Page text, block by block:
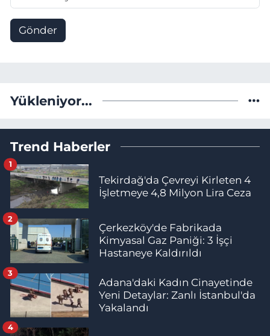
Gönder
Yükleniyor...
Trend Haberler
Tekirdağ'da Çevreyi Kirleten 4
İşletmeye 4,8 Milyon Lira Ceza
1
Çerkezköy'de Fabrikada
Kimyasal Gaz Paniği: 3 İşçi
Hastaneye Kaldırıldı
2
Adana'daki Kadın Cinayetinde
Yeni Detaylar: Zanlı İstanbul'da
Yakalandı
3
4